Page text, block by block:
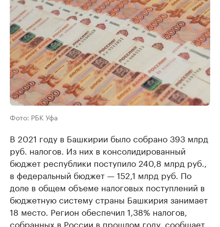
Фото: РБК Уфа
В 2021 году в Башкирии было собрано 393 млрд
руб. налогов. Из них в консолидированный
бюджет республики поступило 240,8 млрд руб.,
в федеральный бюджет — 152,1 млрд руб. По
доле в общем объеме налоговых поступлений в
бюджетную систему страны Башкирия занимает
18 место. Регион обеспечил 1,38% налогов,
собранных в России в прошлом году, сообщает